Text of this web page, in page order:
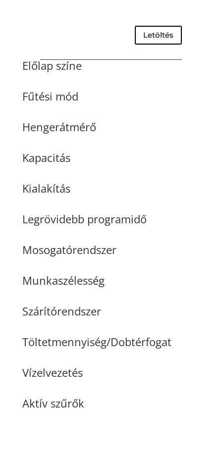
Letöltés
Előlap színe
Fűtési mód
Hengerátmérő
Kapacitás
Kialakítás
Legrövidebb programidő
Mosogatórendszer
Munkaszélesség
Szárítórendszer
Töltetmennyiség/Dobtérfogat
Vízelvezetés
Aktív szűrők